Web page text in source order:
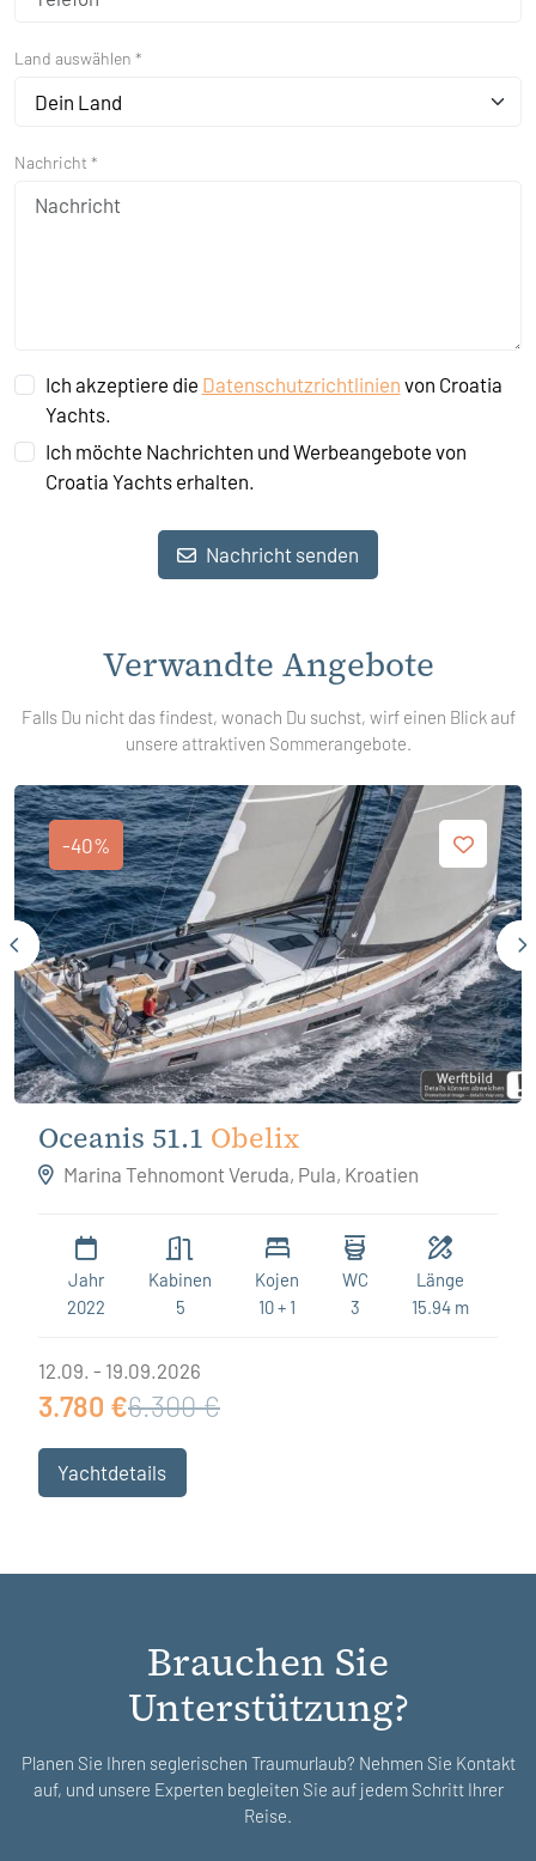
Land auswählen *
Dein Land
Nachricht *
Ich akzeptiere die Datenschutzrichtlinien von Croatia
Yachts.
Ich möchte Nachrichten und Werbeangebote von
Croatia Yachts erhalten.
Nachricht senden
Verwandte Angebote
Falls Du nicht das findest, wonach Du suchst, wirf einen Blick auf
unsere attraktiven Sommerangebote.
-40%
Oceanis 51.1 Obelix
Marina Tehnomont Veruda, Pula, Kroatien
Jahr
2022
Kabinen
5
Kojen
10 + 1
WC
3
Länge
15.94 m
12.09. - 19.09.2026
3.780 €6.300 €
Yachtdetails
Brauchen Sie
Unterstützung?
Planen Sie Ihren seglerischen Traumurlaub? Nehmen Sie Kontakt
auf, und unsere Experten begleiten Sie auf jedem Schritt Ihrer
Reise.